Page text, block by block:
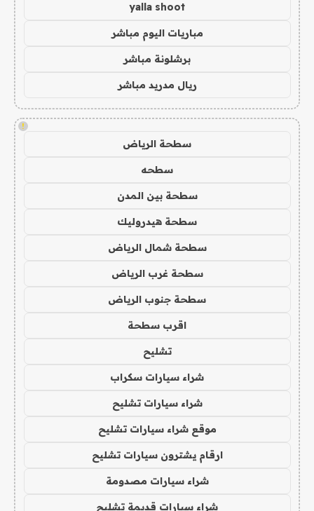
yalla shoot
مباريات اليوم مباشر
برشلونة مباشر
ريال مدريد مباشر
!
سطحة الرياض
سطحه
سطحة بين المدن
سطحة هيدروليك
سطحة شمال الرياض
سطحة غرب الرياض
سطحة جنوب الرياض
اقرب سطحة
تشليح
شراء سيارات سكراب
شراء سيارات تشليح
موقع شراء سيارات تشليح
ارقام يشترون سيارات تشليح
شراء سيارات مصدومة
شراء سيارات قديمة تشليح